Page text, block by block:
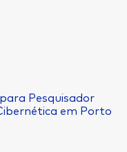
Pesquisador
em Porto